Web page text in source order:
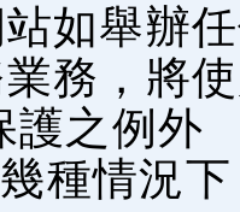
如舉辦
業務，將
護之例外
種情況